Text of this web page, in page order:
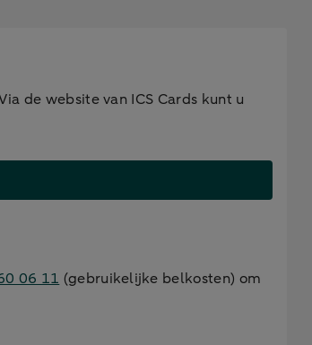
de website van ICS Cards kunt u
06 11 (gebruikelijke belkosten) om